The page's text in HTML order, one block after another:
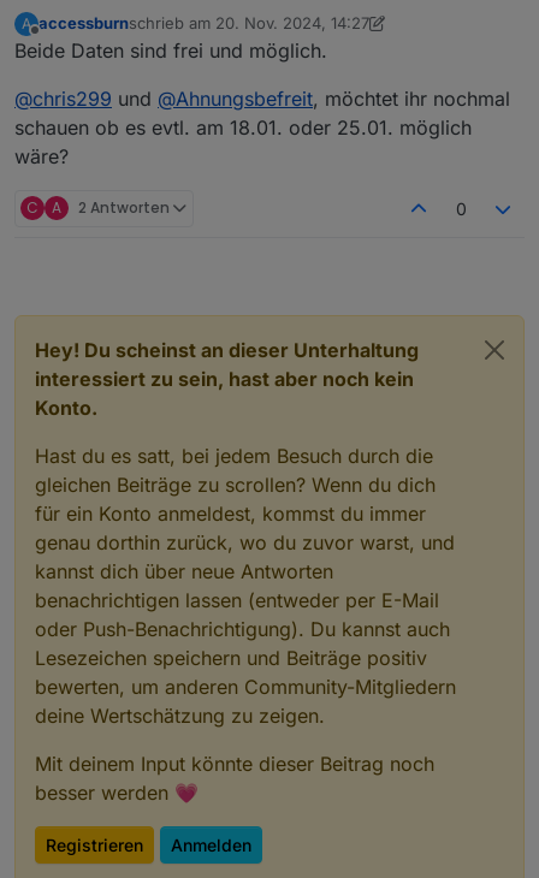
A
Offline
accessburnschrieb am 20. Nov. 2024, 14:27
zuletzt editiert von accessburn
Beide Daten sind frei und möglich.
@chris299 und @Ahnungsbefreit, möchtet ihr nochmal
schauen ob es evtl. am 18.01. oder 25.01. möglich
wäre?
C A 2 Antworten 0
Hey! Du scheinst an dieser Unterhaltung
interessiert zu sein, hast aber noch kein
Konto.
Hast du es satt, bei jedem Besuch durch die
gleichen Beiträge zu scrollen? Wenn du dich
für ein Konto anmeldest, kommst du immer
genau dorthin zurück, wo du zuvor warst, und
kannst dich über neue Antworten
benachrichtigen lassen (entweder per E-Mail
oder Push-Benachrichtigung). Du kannst auch
Lesezeichen speichern und Beiträge positiv
bewerten, um anderen Community-Mitgliedern
deine Wertschätzung zu zeigen.
Mit deinem Input könnte dieser Beitrag noch
besser werden 💗
Registrieren Anmelden